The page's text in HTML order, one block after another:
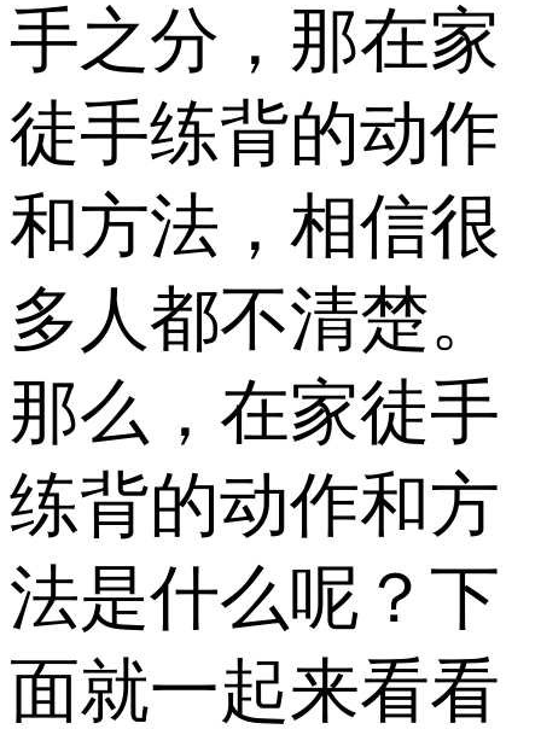
手之分，那在家
徒手练背的动作
和方法，相信很
多人都不清楚。
那么，在家徒手
练背的动作和方
法是什么呢？下
面就一起来看看